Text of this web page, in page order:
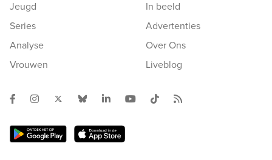
Jeugd
Series
Analyse
Vrouwen
In beeld
Advertenties
Over Ons
Liveblog